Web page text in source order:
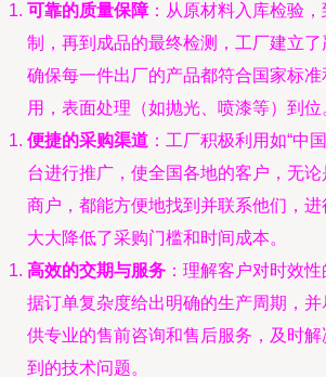
可靠的质量保障：从原材料入库检验
制，再到成品的最终检测，工厂建立
确保每一件出厂的产品都符合国家标
用，表面处理（如抛光、喷漆等）到位
便捷的采购渠道 ：工厂积极利用如“中
台进行推广，使全国各地的客户，无
商户，都能方便地找到并联系他们，
大大降低了采购门槛和时间成本。
高效的交期与服务 ：理解客户对时效
据订单复杂度给出明确的生产周期，
供专业的售前咨询和售后服务，及时
到的技术问题。